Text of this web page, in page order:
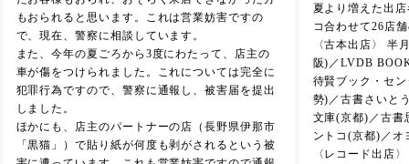
夏より増えた出
コ合わせて26店
〈古本出店〉 半
阪)／LVDB
待賢ブック・セ
勢)／古書さいと
文庫(京都)／古書
ントコ(京都)／オ
〈レコード出店
もおられると思います。これは営業妨害ですの
で、現在、警察に相談しています。
また、今年の夏ごろから3度にわたって、店主の
車が傷をつけられました。これについては完全に
犯罪行為ですので、警察に通報し、被害届を提出
しました。
ほかにも、店主のパートナーの店（長野県伊那市
「黒猫」）で貼り紙が何度も剥がされるという被